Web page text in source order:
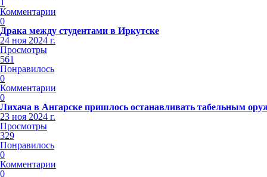
1
Комментарии
0
Драка между студентами в Иркутске
24 ноя 2024 г.
Просмотры
561
Понравилось
0
Комментарии
0
Лихача в Ангарске пришлось останавливать табельным
23 ноя 2024 г.
Просмотры
329
Понравилось
0
Комментарии
0